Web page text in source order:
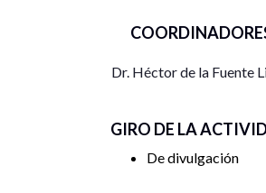
Dr. Héctor de la Fuente
GIRO DE LA
De divulgación